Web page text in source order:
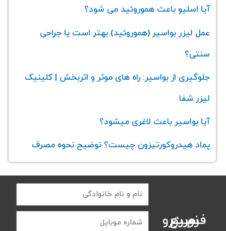
آیا اسلیو باعث هموروئید می‌ شود؟
عمل لیزر بواسیر (هموروئید) بهتر است یا جراحی
سنتی؟
جلوگیری از بواسیر: راه های موثر و اثربخش | کلینیک
لیزر شفا
آیا بواسیر باعث لاغری میشود؟
پماد هیدروکورتیزون چیست؟ توضیح نحوه مصرف
فرم رزرو سریع نوبت